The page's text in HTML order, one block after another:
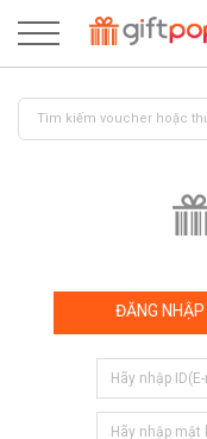
ĐĂNG NHẬP